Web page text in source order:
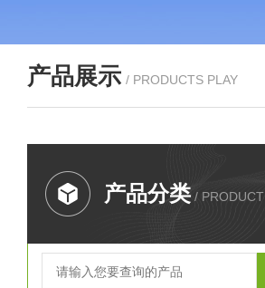
产品展示 / PRODUCTS PLAY
产品分类 / PRODUCT